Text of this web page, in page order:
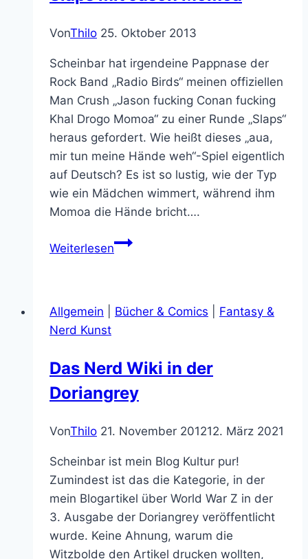
VonThilo 25. Oktober 2013
Scheinbar hat irgendeine Pappnase der
Rock Band „Radio Birds“ meinen offiziellen
Man Crush „Jason fucking Conan fucking
Khal Drogo Momoa“ zu einer Runde „Slaps“
heraus gefordert. Wie heißt dieses „aua,
mir tun meine Hände weh“-Spiel eigentlich
auf Deutsch? Es ist so lustig, wie der Typ
wie ein Mädchen wimmert, während ihm
Momoa die Hände bricht….
WeiterlesenDon’t
warrior:
Jason
Momoa
Allgemein Bücher & Comics
Fantasy &
Nerd Kunst
Das Nerd Wiki in der
Doriangrey
VonThilo 21. November 201212. März 2021
Scheinbar ist mein Blog Kultur pur!
Zumindest ist das die Kategorie, in der
mein Blogartikel über World War Z in der
3. Ausgabe der Doriangrey veröffentlicht
wurde. Keine Ahnung, warum die
Witzbolde den Artikel drucken wollten,